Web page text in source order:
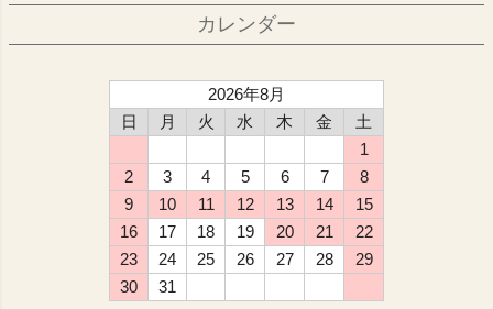
カレンダー
2026年8月
日
月 火 水 木 金
土
1
2
3 4 5 6 7
8
9
10 11 12 13 14
15
16
17 18 19 20 21
22
23
24 25 26 27 28
29
30
31